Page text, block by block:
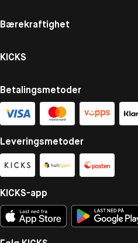
Bærekraftighet
KICKS
Betalingsmetoder
Leveringsmetoder
KICKS-app